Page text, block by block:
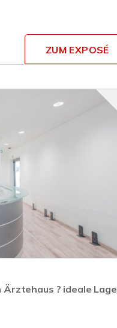
ZUM EXPOSÉ
? ideale Lage